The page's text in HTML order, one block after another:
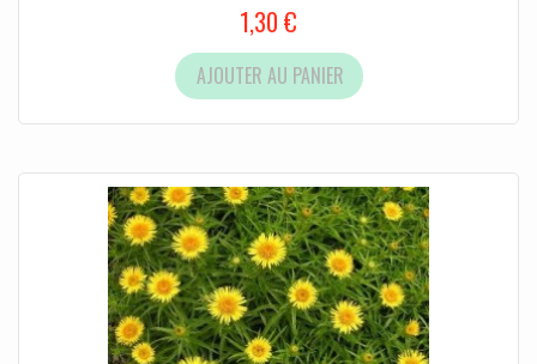
1,30 €
AJOUTER AU PANIER